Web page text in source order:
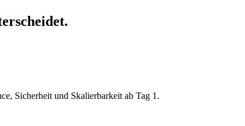
Sicherheit und Skalierbarkeit ab Tag 1.